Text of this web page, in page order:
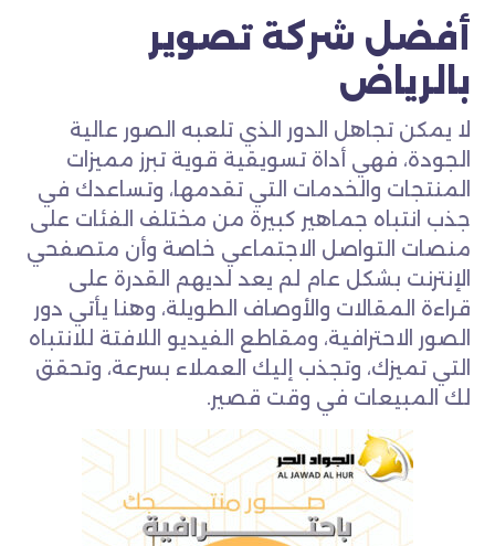
أفضل شركة تصوير
بالرياض
لا يمكن تجاهل الدور الذي تلعبه الصور عالية
الجودة، فهي أداة تسويقية قوية تبرز مميزات
المنتجات والخدمات التي تقدمها، وتساعدك في
جذب انتباه جماهير كبيرة من مختلف الفئات على
منصات التواصل الاجتماعي خاصة وأن متصفحي
الإنترنت بشكل عام لم يعد لديهم القدرة على
قراءة المقالات والأوصاف الطويلة، وهنا يأتي دور
الصور الاحترافية، ومقاطع الفيديو اللافتة للانتباه
التي تميزك، وتجذب إليك العملاء بسرعة، وتحقق
لك المبيعات في وقت قصير.